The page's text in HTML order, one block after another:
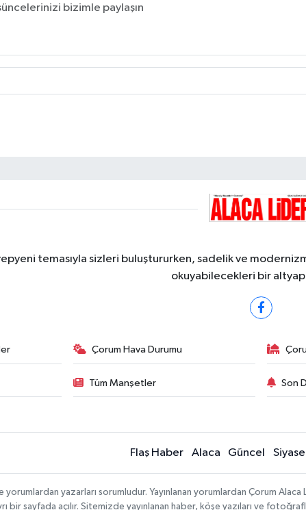
temasıyla sizleri buluştururken, sadelik ve
okuyabilecekleri bir
Çorum Hava Durumu
Tüm Manşetler Son
Flaş Haber Alaca Güncel
yorumlardan yazarları sorumludur. Yayınlanan yorumlardan Çorum
bir sayfada açılır. Sitemizde yayınlanan haber, köşe yazıları ve